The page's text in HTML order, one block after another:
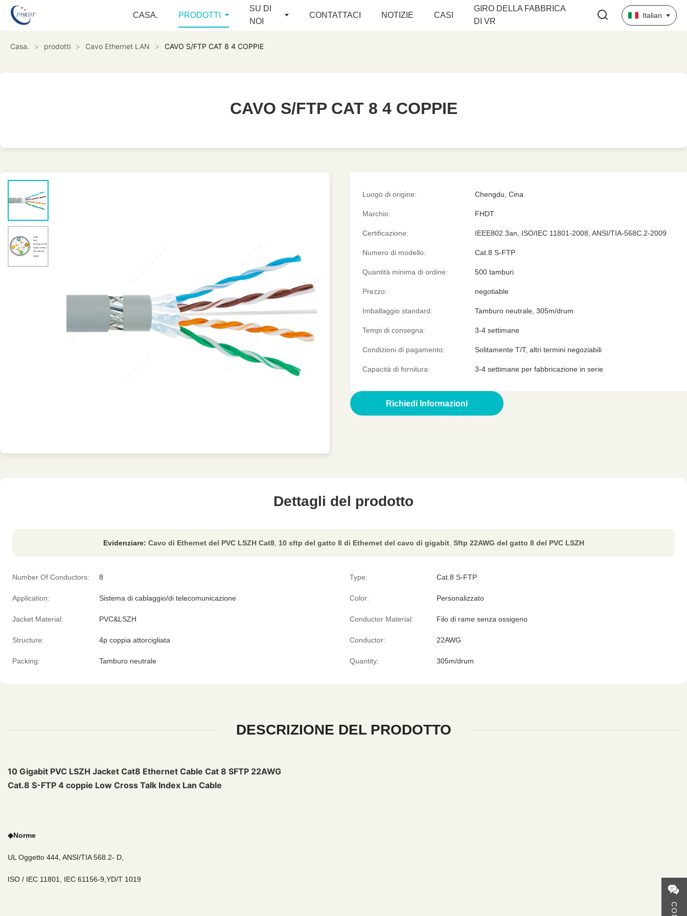
CASA. PRODOTTI
SU DI
NOI
CONTATTACI NOTIZIE CASI
GIRO DELLA FABBRICA
DI VR
Italian
Casa. > prodotti > Cavo Ethernet LAN > CAVO S/FTP CAT 8 4 COPPIE
CAVO S/FTP CAT 8 4 COPPIE
CAVO S/FTP CAT 8 4 COPPIE
Luogo di origine: Chengdu, Cina
Marchio: FHDT
Certificazione: IEEE802.3an, ISO/IEC 11801-2008, ANSI/TIA-568C.2-2009
Numero di modello: Cat.8 S-FTP
Quantità minima di ordine: 500 tamburi
Prezzo: negotiable
Imballaggio standard: Tamburo neutrale, 305m/drum
Tempi di consegna: 3-4 settimane
Condizioni di pagamento: Solitamente T/T, altri termini negoziabili
Capacità di fornitura: 3-4 settimane per fabbricazione in serie
Richiedi Informazioni
Ottenere una citazione
Dettagli del prodotto
Evidenziare: Cavo di Ethernet del PVC LSZH Cat8, 10 sftp del gatto 8 di Ethernet del cavo di gigabit, Sftp 22AWG del gatto 8 del PVC LSZH
Number Of Conductors: 8 Type: Cat.8 S-FTP
Application: Sistema di cablaggio/di telecomunicazione Color: Personalizzato
Jacket Material: PVC&LSZH Conductor Material: Filo di rame senza ossigeno
Structure: 4p coppia attorcigliata Conductor: 22AWG
Packing: Tamburo neutrale Quantity: 305m/drum
DESCRIZIONE DEL PRODOTTO
10 Gigabit PVC LSZH Jacket Cat8 Ethernet Cable Cat 8 SFTP 22AWG
Cat.8 S-FTP 4 coppie Low Cross Talk Index Lan Cable
◆Norme
UL Oggetto 444, ANSI/TIA 568.2- D,
ISO / IEC 11801, IEC 61156-9,YD/T 1019